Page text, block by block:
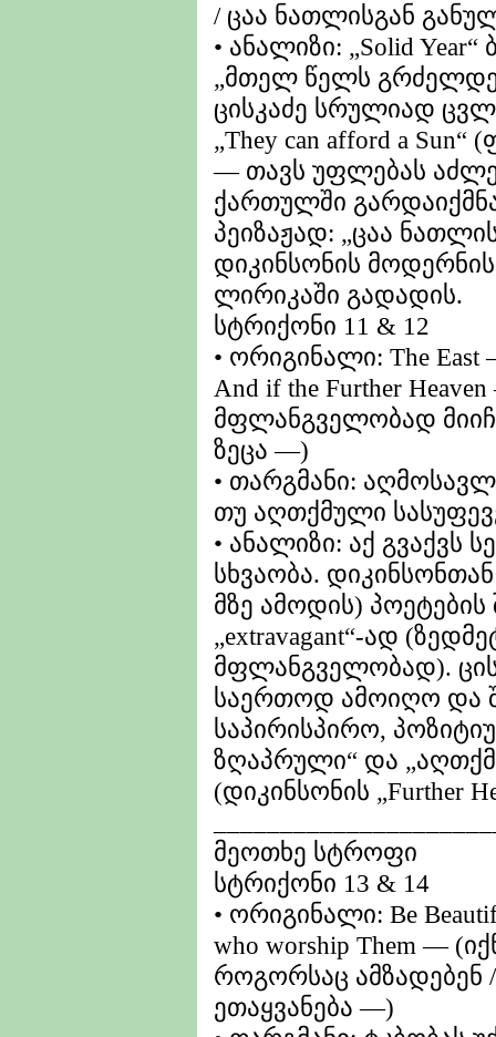
/ ცაა ნათლისგან
• ანალიზი: „Solid
„მთელ წელს
ცისკაძე სრულიად
„They can afford a
— თავს უფლებას
ქართულში
პეიზაჟად: „ცაა
დიკინსონის
ლირიკაში გადადის.
სტრიქონი 11 & 12
• ორიგინალი: The East
And if the Further
მფლანგველობად
ზეცა —)
• თარგმანი:
თუ აღთქმული
• ანალიზი: აქ გვაქვს
სხვაობა.
მზე ამოდის) პოეტების
„extravagant“-ად
მფლანგველობად).
საერთოდ ამოიღო და
საპირისპირო,
ზღაპრული“ და
(დიკინსონის „Further
მეოთხე სტროფი
სტრიქონი 13 & 14
• ორიგინალი: Be
who worship Them —
როგორსაც ამზადებენ
ეთაყვანება —)